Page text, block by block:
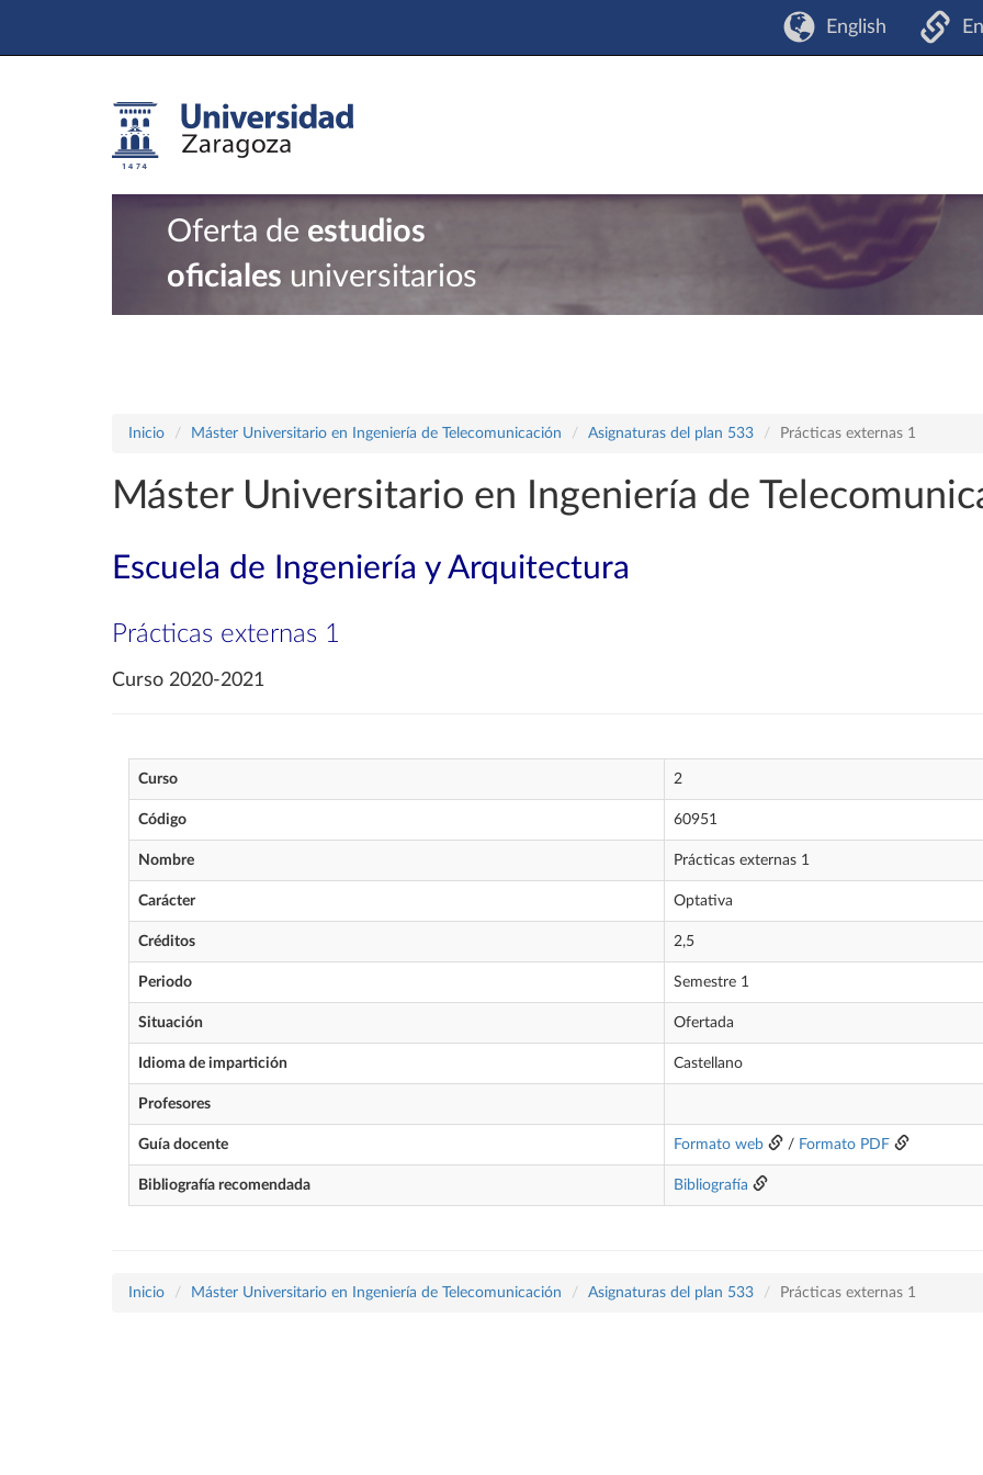
English
Oferta de estudios
oficiales universitarios
Inicio Máster Universitario en Ingeniería de Telecomunicación Asignaturas del plan 533 Prácticas externas 1
Máster Universitario en Ingeniería de
Escuela de Ingeniería y Arquitectura
Prácticas externas 1
Curso 2020-2021
Curso 2
Código 60951
Nombre Prácticas externas 1
Carácter Optativa
Créditos 2,5
Periodo Semestre 1
Situación Ofertada
Idioma de impartición Castellano
Profesores
Guía docente Formato web / Formato PDF
Bibliografía recomendada Bibliografía
Inicio Máster Universitario en Ingeniería de Telecomunicación Asignaturas del plan 533 Prácticas externas 1